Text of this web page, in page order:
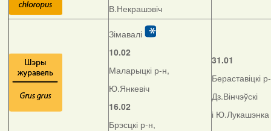
В.Некрашэвіч
Зімавалі
10.02
Маларыцкі р-н,
Ю.Янкевіч
16.02
Брэсцкі р-н,
31.01
Бераставіцкі
Дз.Вінчэўскі
і Ю.Лукашэнка